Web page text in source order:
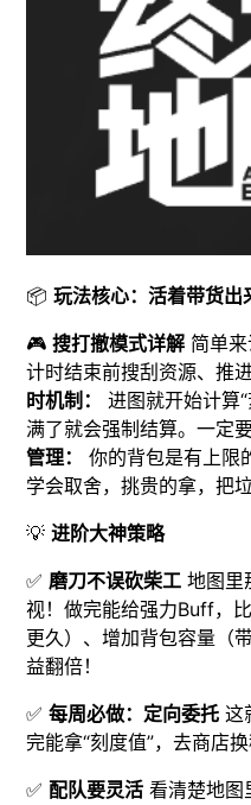
📦玩法核心：活着带货出
🎮搜打撤模式详解 简单
计时结束前搜刮资源、推
时机制：
进图就开始计算
满了就会强制结算。一定
管理：
你的背包是有上限
学会取舍，挑贵的拿，把垃
💡进阶大神策略
✅磨刀不误砍柴工 地图里
视！做完能给强力Buff，
更久）、增加背包容量（
益翻倍！
✅每周必做：定向委托 这
完能拿“刻度值”，去商店
✅ 配队要灵活 看清楚地图